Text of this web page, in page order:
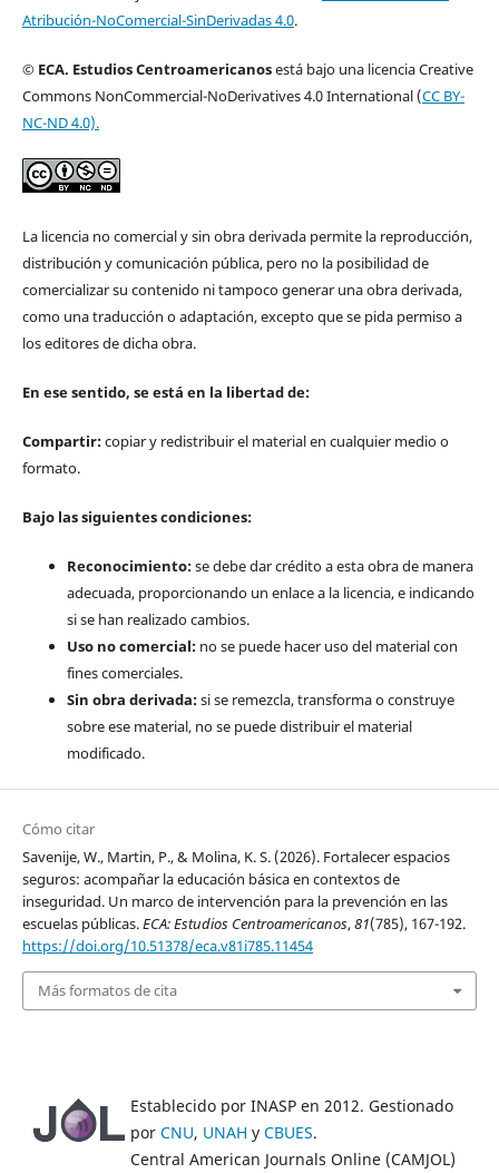
Atribución-NoComercial-SinDerivadas 4.0.
© ECA. Estudios Centroamericanosestá bajo una licencia Creative
Commons NonCommercial-NoDerivatives 4.0 International (CC BY-
NC-ND 4.0).
La licencia no comercial y sin obra derivada permite la reproducción,
distribución y comunicación pública, pero no la posibilidad de
comercializar su contenido ni tampoco generar una obra derivada,
como una traducción o adaptación, excepto que se pida permiso a
los editores de dicha obra.
En ese sentido, se está en la libertad de:
Compartir:copiar y redistribuir el material en cualquier medio o
formato.
Bajo las siguientes condiciones:
Reconocimiento:se debe dar crédito a esta obra de manera
adecuada, proporcionando un enlace a la licencia, e indicando
si se han realizado cambios.
Uso no comercial:no se puede hacer uso del material con
fines comerciales.
Sin obra derivada:si se remezcla, transforma o construye
sobre ese material, no se puede distribuir el material
modificado.
Cómo citar
Savenije, W., Martin, P., & Molina, K. S. (2026). Fortalecer espacios
seguros: acompañar la educación básica en contextos de
inseguridad. Un marco de intervención para la prevención en las
escuelas públicas.ECA: Estudios Centroamericanos,81(785), 167-192.
https://doi.org/10.51378/eca.v81i785.11454
Más formatos de cita
Establecido por INASP en 2012. Gestionado
por CNU, UNAH y CBUES.
Central American Journals Online (CAMJOL)